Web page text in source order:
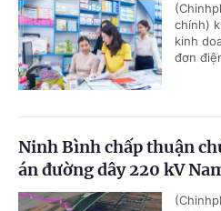
chính)
kinh
đơn
Ninh Bình chấp thuận
án đường dây 220 kV